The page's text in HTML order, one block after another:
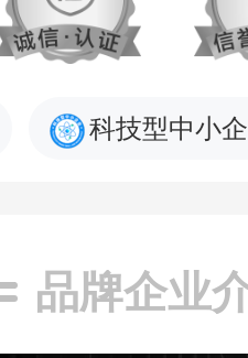
科技型中小
品牌企业